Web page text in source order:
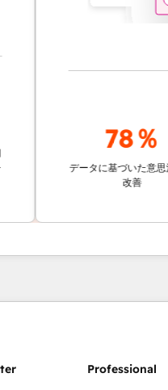
78％
データに基づいた意思決定の